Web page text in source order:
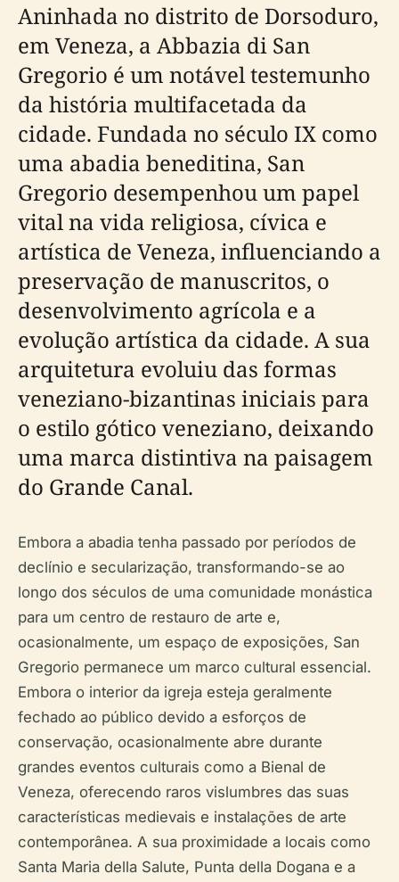
Aninhada no distrito de Dorsoduro,
em Veneza, a Abbazia di San
Gregorio é um notável testemunho
da história multifacetada da
cidade. Fundada no século IX como
uma abadia beneditina, San
Gregorio desempenhou um papel
vital na vida religiosa, cívica e
artística de Veneza, influenciando a
preservação de manuscritos, o
desenvolvimento agrícola e a
evolução artística da cidade. A sua
arquitetura evoluiu das formas
veneziano-bizantinas iniciais para
o estilo gótico veneziano, deixando
uma marca distintiva na paisagem
do Grande Canal.
Embora a abadia tenha passado por períodos de
declínio e secularização, transformando-se ao
longo dos séculos de uma comunidade monástica
para um centro de restauro de arte e,
ocasionalmente, um espaço de exposições, San
Gregorio permanece um marco cultural essencial.
Embora o interior da igreja esteja geralmente
fechado ao público devido a esforços de
conservação, ocasionalmente abre durante
grandes eventos culturais como a Bienal de
Veneza, oferecendo raros vislumbres das suas
características medievais e instalações de arte
contemporânea. A sua proximidade a locais como
Santa Maria della Salute, Punta della Dogana e a